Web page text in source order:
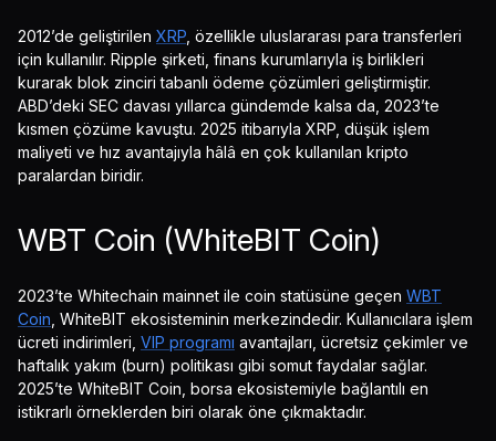
2012’de geliştirilen XRP , özellikle uluslararası para transferleri
için kullanılır. Ripple şirketi, finans kurumlarıyla iş birlikleri
kurarak blok zinciri tabanlı ödeme çözümleri geliştirmiştir.
ABD’deki SEC davası yıllarca gündemde kalsa da, 2023’te
kısmen çözüme kavuştu. 2025 itibarıyla XRP, düşük işlem
maliyeti ve hız avantajıyla hâlâ en çok kullanılan kripto
paralardan biridir.
WBT Coin (WhiteBIT Coin)
2023’te Whitechain mainnet ile coin statüsüne geçen WBT
Coin , WhiteBIT ekosisteminin merkezindedir. Kullanıcılara işlem
ücreti indirimleri, VIP programı avantajları, ücretsiz çekimler ve
haftalık yakım (burn) politikası gibi somut faydalar sağlar.
2025’te WhiteBIT Coin, borsa ekosistemiyle bağlantılı en
istikrarlı örneklerden biri olarak öne çıkmaktadır.